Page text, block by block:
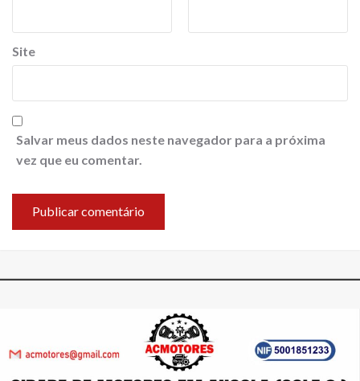
Site
Salvar meus dados neste navegador para a próxima
vez que eu comentar.